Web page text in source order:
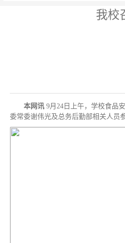
我校
本网讯 9月24日上午，学校食品
委常委谢伟光及总务后勤部相关人员